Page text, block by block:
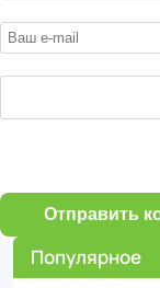
Отправить
Популярное